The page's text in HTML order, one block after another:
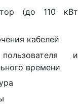
(до 110 кВт
кабелей
и
времени